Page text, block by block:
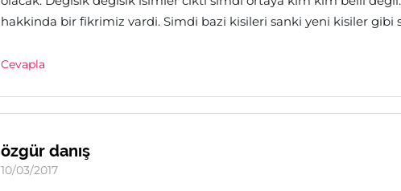
hakkinda bir fikrimiz vardi. Simdi bazi kisileri sanki yeni kisiler gibi
Cevapla
özgür danış
10/03/2017